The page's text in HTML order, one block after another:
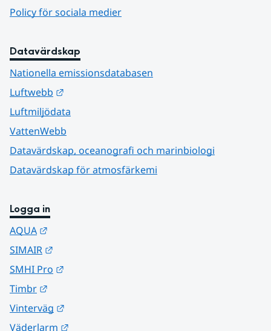
Policy för sociala medier
Datavärdskap
Nationella emissionsdatabasen
Luftwebb
Luftmiljödata
VattenWebb
Datavärdskap, oceanografi och marinbiologi
Datavärdskap för atmosfärkemi
Logga in
AQUA
SIMAIR
SMHI Pro
Timbr
Vinterväg
Väderlarm